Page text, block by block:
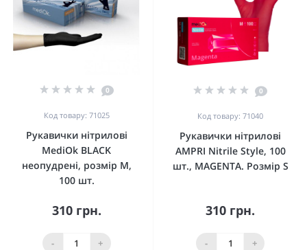
0
Код товару: 71025
Рукавички нітрилові
MediOk BLACK
неопудрені, розмір M,
100 шт.
310 грн.
- +
0
Код товару: 71040
Рукавички нітрилові
AMPRI Nitrile Style, 100
шт., MAGENTA. Розмір S
310 грн.
- +